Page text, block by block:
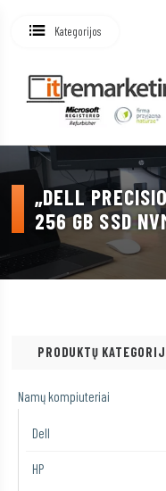
Kategorijos
„DELL
256 GB SSD
PRODUKTŲ
Namų kompiuteriai
Dell
HP